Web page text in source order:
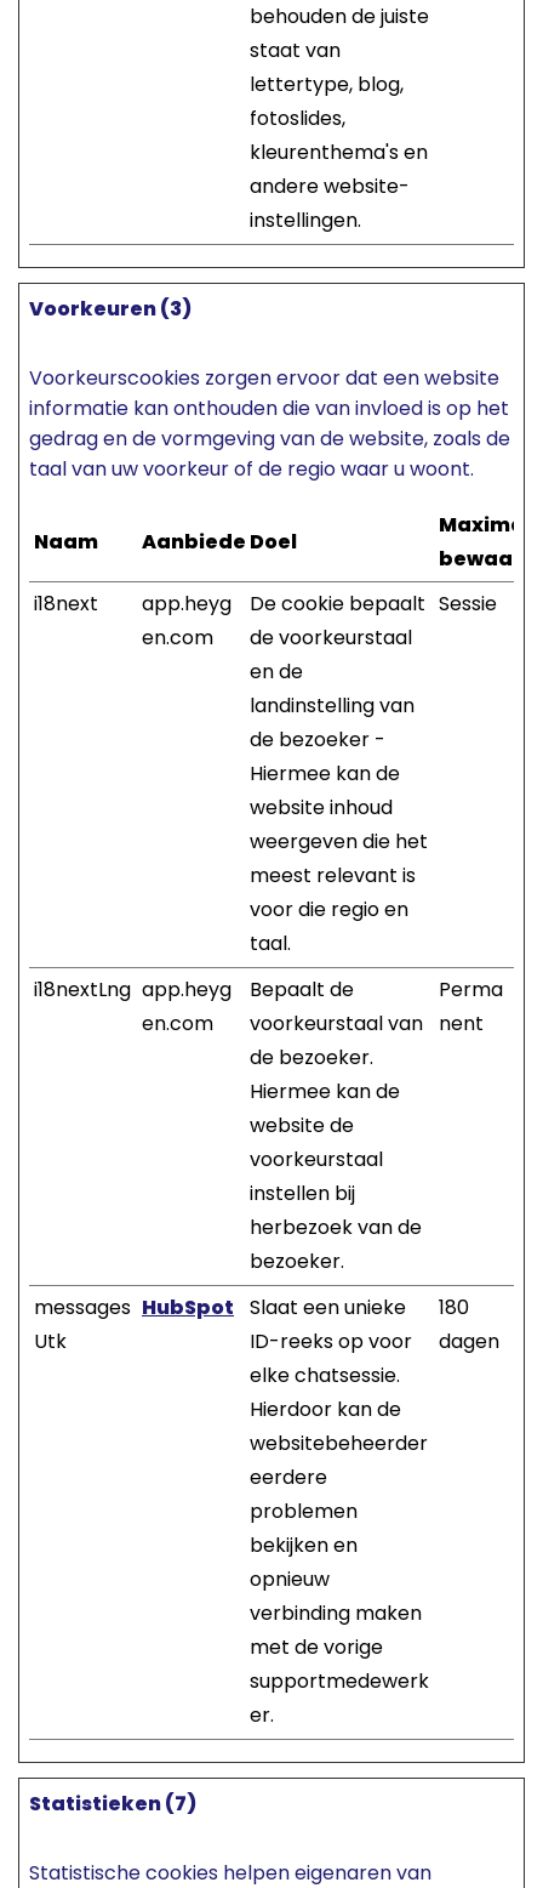
behouden de juiste
staat van
lettertype, blog,
fotoslides,
kleurenthema's en
andere website-
instellingen.
Voorkeuren (3)
Voorkeurscookies zorgen ervoor dat een website
informatie kan onthouden die van invloed is op het
gedrag en de vormgeving van de website, zoals de
taal van uw voorkeur of de regio waar u woont.
Naam AanbiederDoel
Maximale
i18next
app.heyg
en.com
De cookie bepaalt
de voorkeurstaal
en de
landinstelling van
de bezoeker -
Hiermee kan de
website inhoud
weergeven die het
meest relevant is
voor die regio en
taal.
Sessie
i18nextLng app.heyg
en.com
Bepaalt de
voorkeurstaal van
de bezoeker.
Hiermee kan de
website de
voorkeurstaal
instellen bij
herbezoek van de
bezoeker.
Perma
nent
messages
Utk
HubSpot
Slaat een unieke
ID-reeks op voor
elke chatsessie.
Hierdoor kan de
websitebeheerder
eerdere
problemen
bekijken en
opnieuw
verbinding maken
met de vorige
supportmedewerk
er.
180
dagen
Statistieken (7)
Statistische cookies helpen eigenaren van